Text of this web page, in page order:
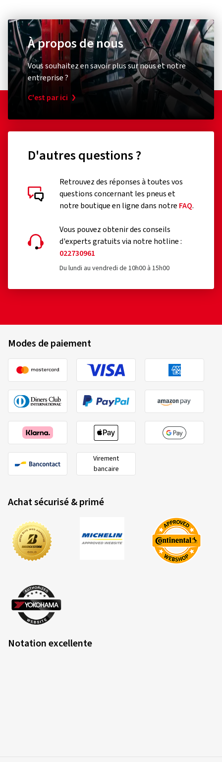
À propos de nous
Vous souhaitez en savoir plus sur nous et notre
entreprise ?
C'est par ici
D'autres questions ?
Retrouvez des réponses à toutes vos
questions concernant les pneus et
notre boutique en ligne dans notre FAQ.
Vous pouvez obtenir des conseils
d'experts gratuits via notre hotline :
022730961
Du lundi au vendredi de 10h00 à 15h00
Modes de paiement
Virement
bancaire
Achat sécurisé & primé
Notation excellente